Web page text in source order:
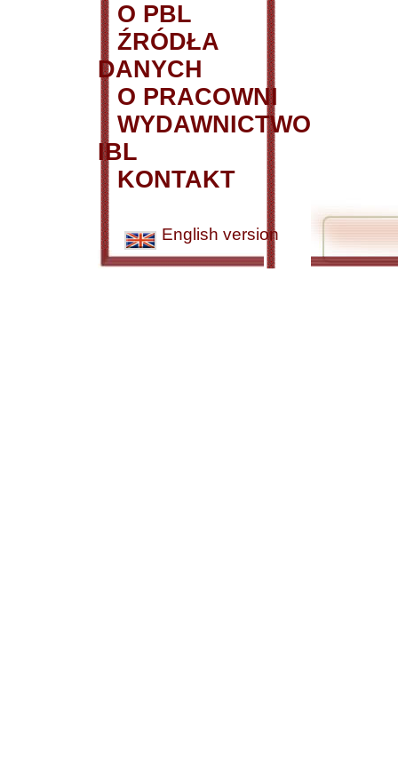
O PBL
ŹRÓDŁA
DANYCH
O PRACOWNI
WYDAWNICTWO
IBL
KONTAKT
English version